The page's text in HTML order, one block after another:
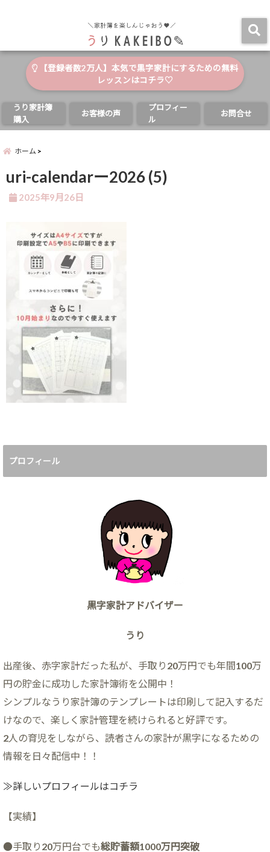
【登録者数2万人】本気で黒字家計にするための無料
レッスンはコチラ♡
うり家計簿
購入
お客様の声
プロフィー
ル
お問合せ
ホーム
uri-calendarー2026 (5)
2025年9月26日
プロフィール
黒字家計アドバイザー
うり
出産後、赤字家計だった私が、手取り20万円でも年間100万
円の貯金に成功した家計簿術を公開中！
シンプルなうり家計簿のテンプレートは印刷して記入するだ
けなので、楽しく家計管理を続けられると好評です。
2人の育児をしながら、読者さんの家計が黒字になるための
情報を日々配信中！！
≫詳しいプロフィールはコチラ
【実績】
●手取り20万円台でも総貯蓄額1000万円突破